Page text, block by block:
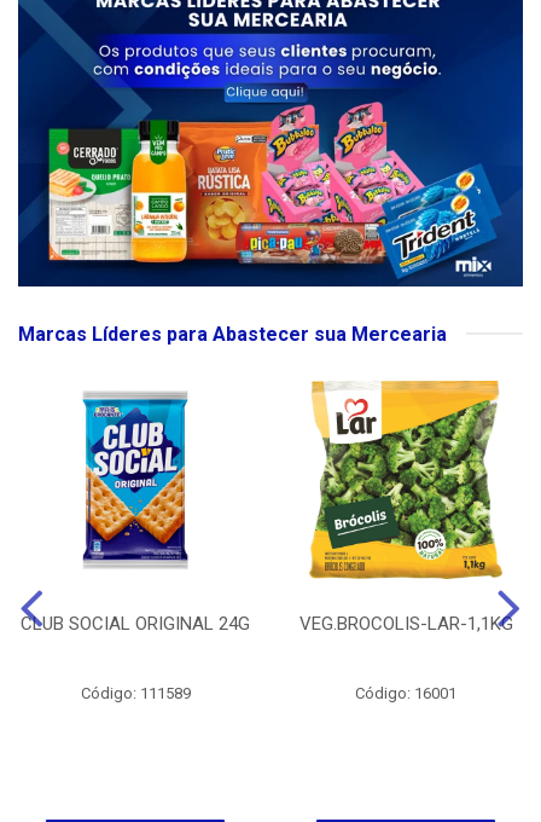
Marcas Líderes para Abastecer sua Mercearia
CLUB SOCIAL ORIGINAL 24G
Código: 111589
VEG.BROCOLIS-LAR-1,1KG
Código: 16001